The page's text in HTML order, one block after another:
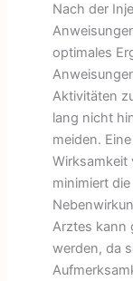
Nach der
optimales
Aktivitäten
lang nicht
meiden.
Wirksamkeit
minimiert
Arztes kann
werden, da